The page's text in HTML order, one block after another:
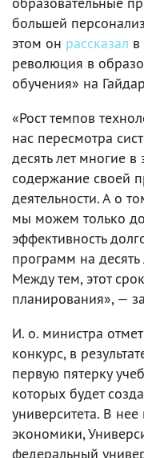
большей
этом он рассказал
революция в
обучения» на
«Рост темпов
нас пересмотра
десять лет многие
содержание своей
деятельности. А о
мы можем только
эффективность
программ на десять
Между тем, этот
планирования», —
И. о. министра
конкурс, в
первую пятерку
которых будет
университета. В
экономики,
федеральный